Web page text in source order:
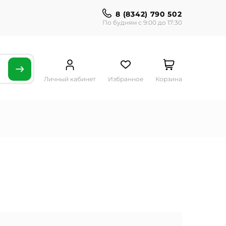
8 (8342) 790 502
По будням с 9:00 до 17:30
Личный кабинет Избранное Корзина